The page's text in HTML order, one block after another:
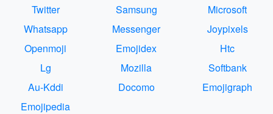
Twitter
Samsung
Microsoft
Whatsapp
Messenger
Joypixels
Openmoji
Emojidex
Htc
Lg
Mozilla
Softbank
Au-Kddi
Docomo
Emojigraph
Emojipedia